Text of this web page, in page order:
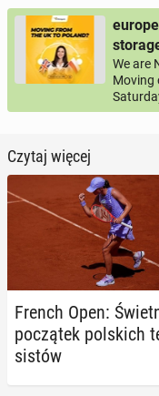
We are
Moving
Czytaj więcej
French Open:
po­czą­tek pol­skich
si­stów